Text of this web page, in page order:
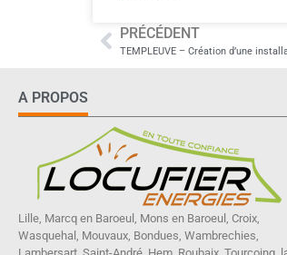
PRÉCÉDENT
TEMPLEUVE – Création d’une
A PROPOS
Lille, Marcq en Baroeul, Mons en Baroeul, Croix,
Wasquehal, Mouvaux, Bondues, Wambrechies,